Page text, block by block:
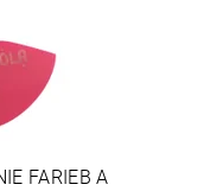
FARIEB A